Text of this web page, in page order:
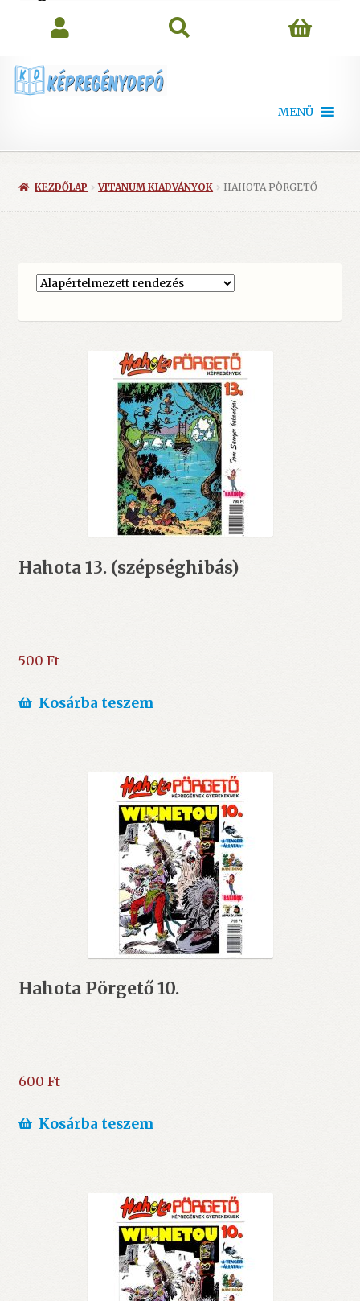
MENÜ
KEZDŐLAP VITANUM KIADVÁNYOK HAHOTA PÖRGETŐ
Hahota 13. (szépséghibás)
500 Ft
Kosárba teszem
Hahota Pörgető 10.
600 Ft
Kosárba teszem